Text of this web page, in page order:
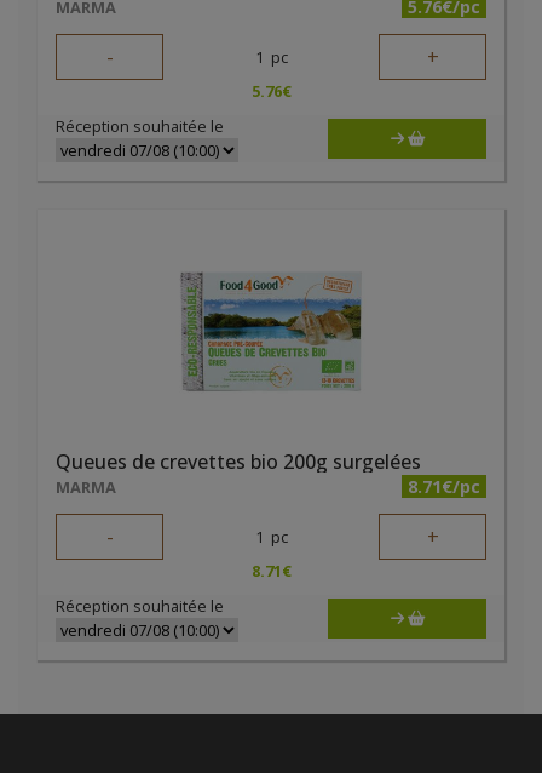
MARMA 5.76€/pc
- 1 pc +
5.76€
Réception souhaitée le
Queues de crevettes bio 200g surgelées
MARMA 8.71€/pc
- 1 pc +
8.71€
Réception souhaitée le